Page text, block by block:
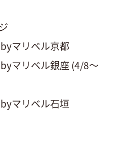
マリベル京都
マリベル銀座 (4/8〜
マリベル石垣